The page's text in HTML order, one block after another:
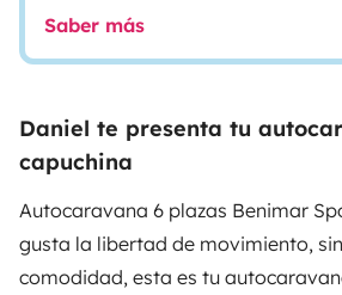
Saber más
Daniel te presenta tu
capuchina
Autocaravana 6 plazas Benimar
gusta la libertad de movimiento,
comodidad, esta es tu